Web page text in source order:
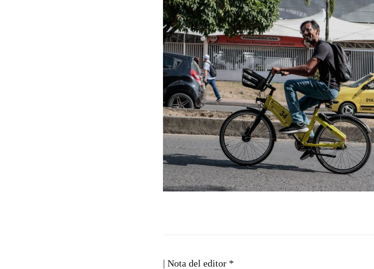
| Nota del editor *